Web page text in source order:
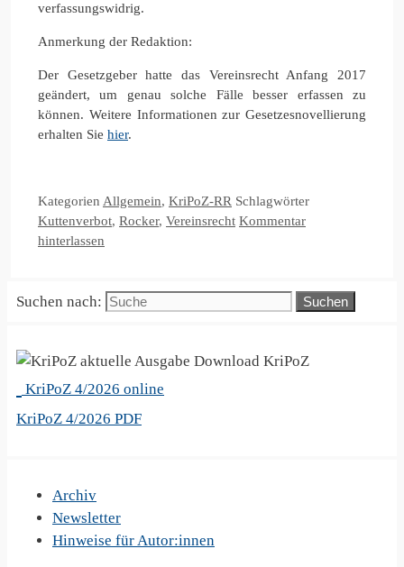
verfassungswidrig.
Anmerkung der Redaktion:
Der Gesetzgeber hatte das Vereinsrecht Anfang 2017
geändert, um genau solche Fälle besser erfassen zu
können. Weitere Informationen zur Gesetzesnovellierung
erhalten Sie hier.
Kategorien Allgemein, KriPoZ-RR Schlagwörter
Kuttenverbot, Rocker, Vereinsrecht Kommentar
hinterlassen
Suchen nach:
KriPoZ
KriPoZ 4/2026 online
KriPoZ 4/2026 PDF
Archiv
Newsletter
Hinweise für Autor:innen